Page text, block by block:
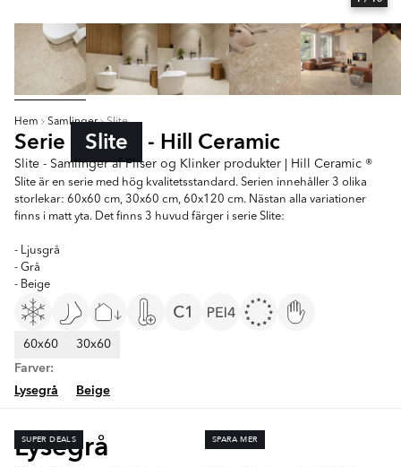
Hem Samlinger Slite
Serie Slite - Hill Ceramic
Slite - Samlinger af Fliser og Klinker produkter | Hill Ceramic ®
Slite är en serie med hög kvalitetsstandard. Serien innehåller 3 olika
storlekar: 60x60 cm, 30x60 cm, 60x120 cm. Nästan alla variationer
finns i matt yta. Det finns 3 huvud färger i serie Slite:
- Ljusgrå
- Grå
- Beige
60x60 30x60
Farver:
Lysegrå
Beige
Lysegrå
SUPER DEALS SPARA MER